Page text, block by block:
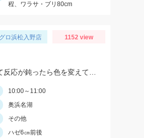
程、ワラサ・ブリ80cm
ロ浜松入野店 1152 view
10:00～11:00
奥浜名湖
その他
ハゼ6㎝前後